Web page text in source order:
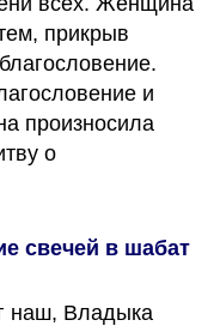
прикрыв
и
произносила
о
свечей в шабат
наш, Владыка